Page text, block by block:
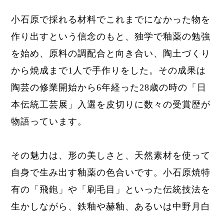
小石原で採れる材料でこれまでになかった物を
作り出すという信念のもと、独学で釉薬の勉強
を始め、原料の調配合と向き合い、
陶土づくり
から焼成まで1人で手作りをした。 その成果は
陶芸の修業開始から6年経った28歳の時の「日
本伝統工芸展」入選を皮切りに数々の受賞歴が
物語っています。
その魅力は、形の美しさと、天然素材を使って
自身で生み出す釉薬の色合いです。小石原焼特
有の「飛鉋」や「刷毛目」といった伝統技法を
生かしながら、鉄釉や赫釉、あるいは中野月白